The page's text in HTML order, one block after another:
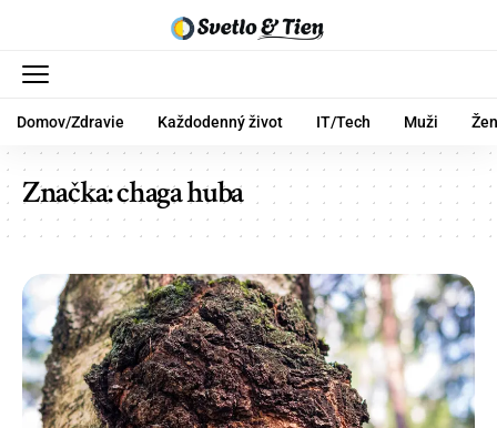
Domov/Zdravie Každodenný život IT/Tech Muži
Značka:chaga huba